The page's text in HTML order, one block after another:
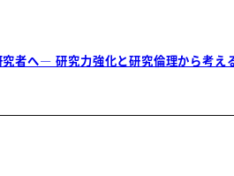
者へ― 研究力強化と研究倫理から考え